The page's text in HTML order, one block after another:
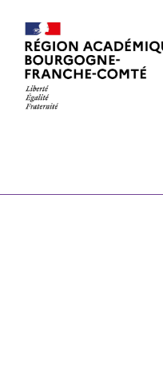
Jeunes
2023 –